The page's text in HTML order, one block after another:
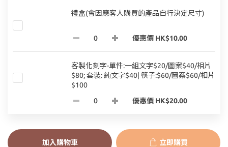
禮盒(會因應客人購買的產品自行決定尺寸)
優惠價 HK$10.00
客製化刻字-單件:一組文字$20/圖案$40/相片
$80; 套裝: 純文字$40| 筷子:$60/圖案$60/相片
$100
優惠價 HK$20.00
加入購物車 立即購買